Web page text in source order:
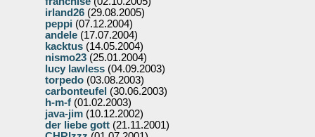
irland26 (29.08.2005)
peppi (07.12.2004)
andele (17.07.2004)
kacktus (14.05.2004)
nismo23 (25.01.2004)
lucy lawless (04.09.2003)
torpedo (03.08.2003)
carbonteufel (30.06.2003)
h-m-f (01.02.2003)
java-jim (10.12.2002)
der liebe gott (21.11.2001)